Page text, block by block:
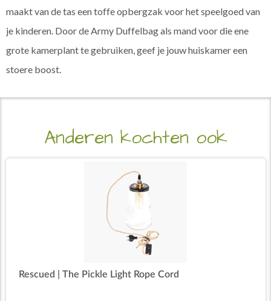
maakt van de tas een toffe opbergzak voor het speelgoed van
je kinderen. Door de Army Duffelbag als mand voor die ene
grote kamerplant te gebruiken, geef je jouw huiskamer een
stoere boost.
Anderen kochten ook
Rescued | The Pickle Light Rope Cord